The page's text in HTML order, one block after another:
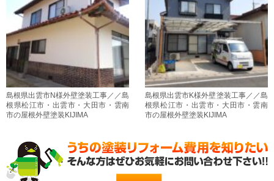
島根県出雲市N様外壁塗装工事／／島
根県松江市・出雲市・大田市・雲南
市の屋根外壁塗装KIJIMA
島根県出雲市K様外壁塗装工事／／島
根県松江市・出雲市・大田市・雲南
市の屋根外壁塗装KIJIMA